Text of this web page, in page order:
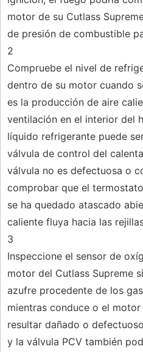
motor de su Cutlass
de presión de combustible
2
Compruebe el nivel de
dentro de su motor cuando
es la producción de aire
ventilación en el interior del
líquido refrigerante puede
válvula de control del
válvula no es defectuosa o
comprobar que el
se ha quedado atascado
caliente fluya hacia las
3
Inspeccione el sensor de
motor del Cutlass Supreme
azufre procedente de los
mientras conduce o el
resultar dañado o
y la válvula PCV también